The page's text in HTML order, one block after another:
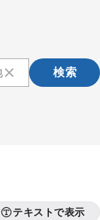
検索
テキストで表示